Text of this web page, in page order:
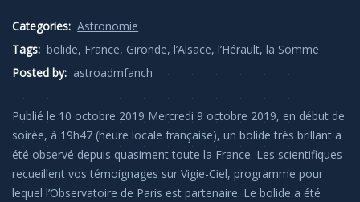
Categories: Astronomie
Tags: bolide, France, Gironde,l’Alsace,l’Hérault,la Somme
Posted by: astroadmfanch
Publié le 10 octobre 2019 Mercredi 9 octobre 2019, en début de
soirée, à 19h47 (heure locale française), un bolide très brillant a
été observé depuis quasiment toute la France. Les scientifiques
recueillent vos témoignages sur Vigie-Ciel, programme pour
lequel l’Observatoire de Paris est partenaire. Le bolide a été